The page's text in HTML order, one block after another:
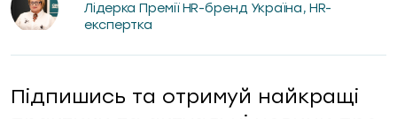
Лідерка Премії HR-бренд Україна, HR-
експертка
Підпишись та отримуй найкращі